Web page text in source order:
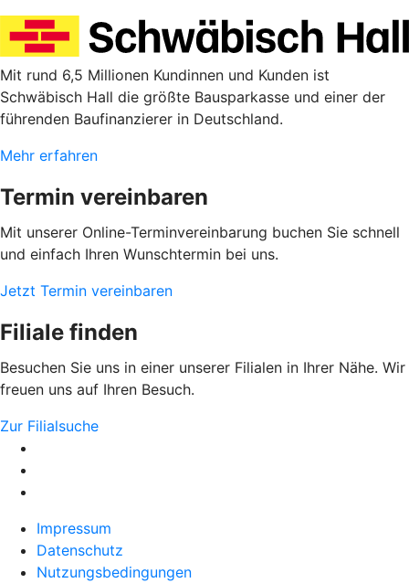
Mit rund 6,5 Millionen Kundinnen und Kunden ist
Schwäbisch Hall die größte Bausparkasse und einer der
führenden Baufinanzierer in Deutschland.
Mehr erfahren
Termin vereinbaren
Mit unserer Online-Terminvereinbarung buchen Sie schnell
und einfach Ihren Wunschtermin bei uns.
Jetzt Termin vereinbaren
Filiale finden
Besuchen Sie uns in einer unserer Filialen in Ihrer Nähe. Wir
freuen uns auf Ihren Besuch.
Zur Filialsuche
Impressum
Datenschutz
Nutzungsbedingungen